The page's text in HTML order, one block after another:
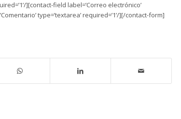
][contact-field label=’Correo electrónico’
type=’textarea’ required=’1’/][/contact-form]